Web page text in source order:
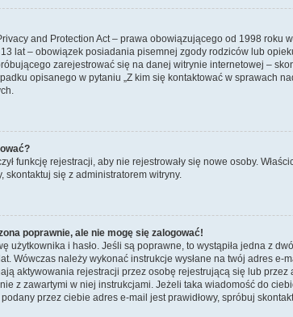
and Protection Act – prawa obowiązującego od 1998
lat – obowiązek posiadania pisemnej zgody rodziców lub
zarejestrować się na danej witrynie internetowej –
opisanego w pytaniu „Z kim się kontaktować w sprawach
funkcję rejestracji, aby nie rejestrowały się nowe osoby.
skontaktuj się z administratorem witryny.
poprawnie, ale nie mogę się zalogować!
użytkownika i hasło. Jeśli są poprawne, to wystąpiła jedna z
Wówczas należy wykonać instrukcje wysłane na twój adres
aktywowania rejestracji przez osobę rejestrującą się lub
z zawartymi w niej instrukcjami. Jeżeli taka wiadomość do
przez ciebie adres e-mail jest prawidłowy, spróbuj